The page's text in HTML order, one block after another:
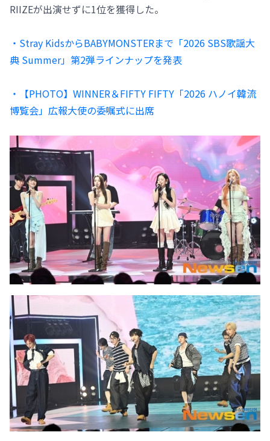
RIIZEが出演せずに1位を獲得した。
・Stray KidsからBABYMONSTERまで「2026 SBS歌謡大
典 Summer」第2弾ラインナップを発表
・【PHOTO】WINNER＆FIFTY FIFTY「2026 ハノイ韓流
博覧会」広報大使の委嘱式に出席